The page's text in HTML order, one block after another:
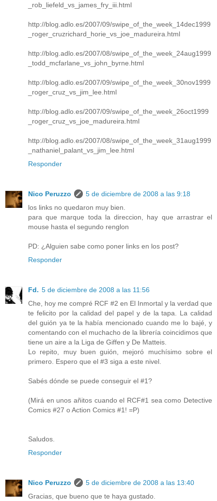
_rob_liefeld_vs_james_fry_iii.html
http://blog.adlo.es/2007/09/swipe_of_the_week_14dec1999
_roger_cruzrichard_horie_vs_joe_madureira.html
http://blog.adlo.es/2007/08/swipe_of_the_week_24aug1999
_todd_mcfarlane_vs_john_byrne.html
http://blog.adlo.es/2007/09/swipe_of_the_week_30nov1999
_roger_cruz_vs_jim_lee.html
http://blog.adlo.es/2007/09/swipe_of_the_week_26oct1999
_roger_cruz_vs_joe_madureira.html
http://blog.adlo.es/2007/08/swipe_of_the_week_31aug1999
_nathaniel_palant_vs_jim_lee.html
Responder
Nico Peruzzo
5 de diciembre de 2008 a las 9:18
los links no quedaron muy bien.
para que marque toda la direccion, hay que arrastrar el
mouse hasta el segundo renglon
PD: ¿Alguien sabe como poner links en los post?
Responder
Fd. 5 de diciembre de 2008 a las 11:56
Che, hoy me compré RCF #2 en El Inmortal y la verdad que
te felicito por la calidad del papel y de la tapa. La calidad
del guión ya te la había mencionado cuando me lo bajé, y
comentando con el muchacho de la librería coincidimos que
tiene un aire a la Liga de Giffen y De Matteis.
Lo repito, muy buen guión, mejoró muchísimo sobre el
primero. Espero que el #3 siga a este nivel.
Sabés dónde se puede conseguir el #1?
(Mirá en unos añitos cuando el RCF#1 sea como Detective
Comics #27 o Action Comics #1! =P)
Saludos.
Responder
Nico Peruzzo
5 de diciembre de 2008 a las 13:40
Gracias, que bueno que te haya gustado.